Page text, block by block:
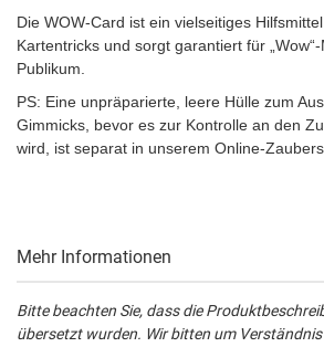
Die WOW-Card ist ein vielseitiges
Kartentricks und sorgt garantiert für
Publikum.
PS: Eine unpräparierte, leere Hülle zum
Gimmicks, bevor es zur Kontrolle an den
wird, ist separat in unserem Online-
Mehr Informationen
Bitte beachten Sie, dass die
übersetzt wurden. Wir bitten um